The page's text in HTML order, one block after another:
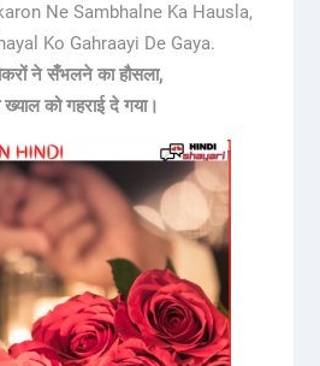
Ne Sambhalne Ka Hausla,
Ko Gahraayi De Gaya.
ने सँभलने का हौसला,
ख्याल को गहराई दे गया।